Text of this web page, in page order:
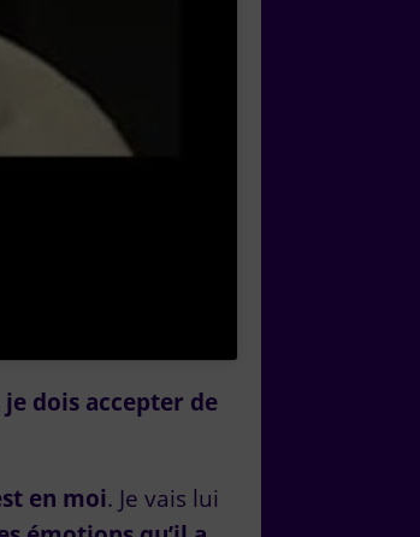
dois accepter de
en moi. Je vais lui